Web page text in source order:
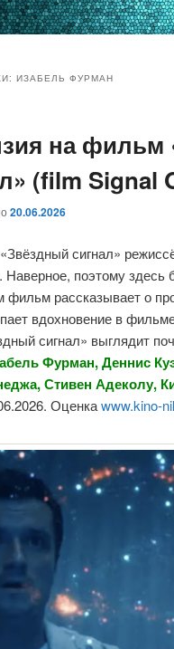
ИЗАБЕЛЬ ФУРМАН
на фильм
(film Signal
20.06.2026
сигнал»
поэтому здесь
фильм рассказывает о
вдохновение в
сигнал» выглядит
Фурман, Деннис
Стивен Адеколу,
Оценкаwww.kino-